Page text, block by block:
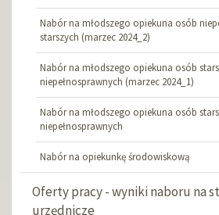
Nabór na młodszego opiekuna osób
starszych (marzec 2024_2)
Nabór na młodszego opiekuna osób
niepełnosprawnych (marzec 2024_1)
Nabór na młodszego opiekuna osób
niepełnosprawnych
Nabór na opiekunkę środowiskową
Oferty pracy - wyniki naboru na
urzędnicze